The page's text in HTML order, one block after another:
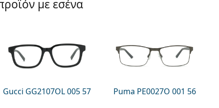
με εσένα
Gucci GG2107OL 005 57 Puma PE0027O 001 56